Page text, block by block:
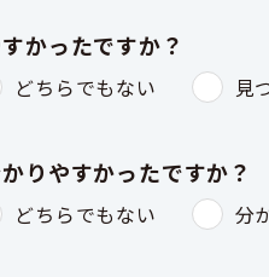
かったですか？
どちらでもない 見
りやすかったですか？
どちらでもない 分